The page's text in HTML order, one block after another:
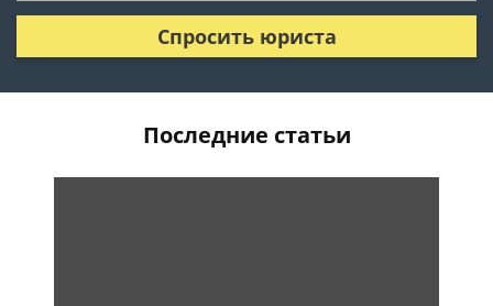
Спросить юриста
Последние статьи